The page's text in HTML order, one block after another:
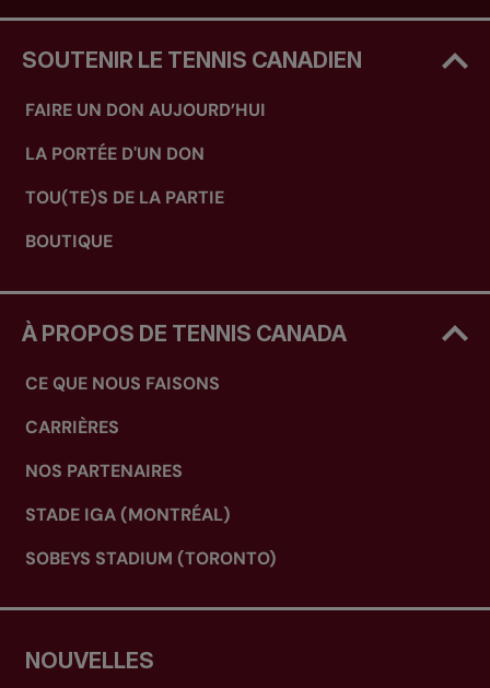
SOUTENIR LE TENNIS CANADIEN
FAIRE UN DON AUJOURD’HUI
LA PORTÉE D'UN DON
TOU(TE)S DE LA PARTIE
BOUTIQUE
À PROPOS DE TENNIS CANADA
CE QUE NOUS FAISONS
CARRIÈRES
NOS PARTENAIRES
STADE IGA (MONTRÉAL)
SOBEYS STADIUM (TORONTO)
NOUVELLES